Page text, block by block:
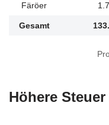
Färöer
Gesamt
Höhere